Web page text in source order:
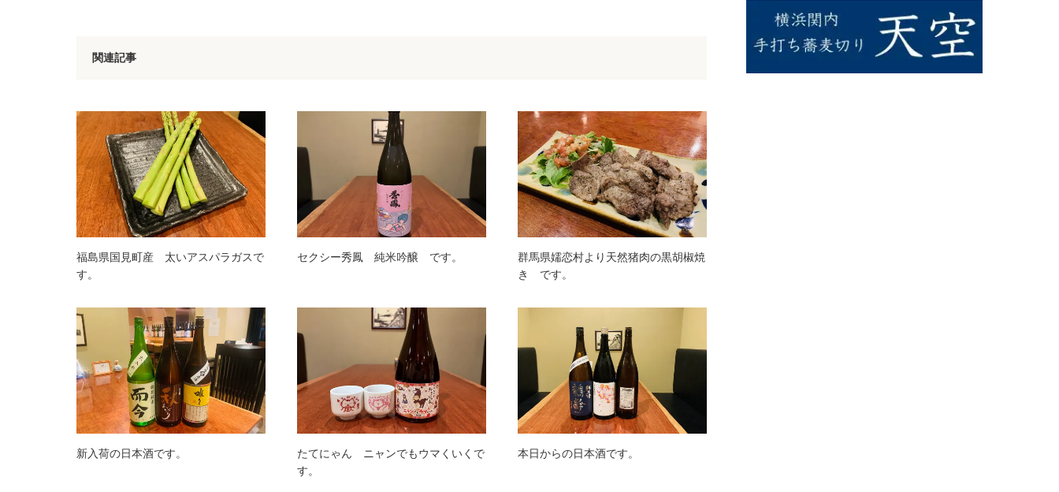
関連記事
福島県国見町産 太いアスパラガスで
す。
セクシー秀鳳 純米吟醸 です。
群馬県嬬恋村より天然猪肉の黒胡椒焼
き です。
新入荷の日本酒です。
たてにゃん ニャンでもウマくいくで
す。
本日からの日本酒です。